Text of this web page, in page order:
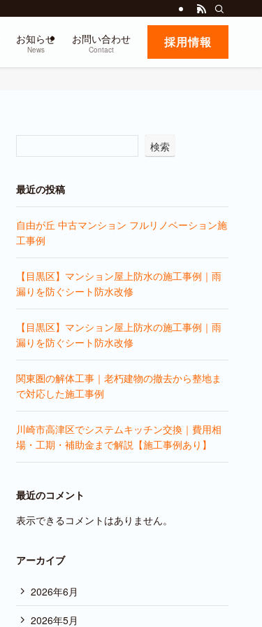
お知らせ
News
お問い合わせ
Contact 採用情報
検索
最近の投稿
自由が丘 中古マンション フルリノベーション施
工事例
【目黒区】マンション屋上防水の施工事例｜雨
漏りを防ぐシート防水改修
【目黒区】マンション屋上防水の施工事例｜雨
漏りを防ぐシート防水改修
関東圏の解体工事｜老朽建物の撤去から整地ま
で対応した施工事例
川崎市高津区でシステムキッチン交換｜費用相
場・工期・補助金まで解説【施工事例あり】
最近のコメント
表示できるコメントはありません。
アーカイブ
2026年6月
2026年5月